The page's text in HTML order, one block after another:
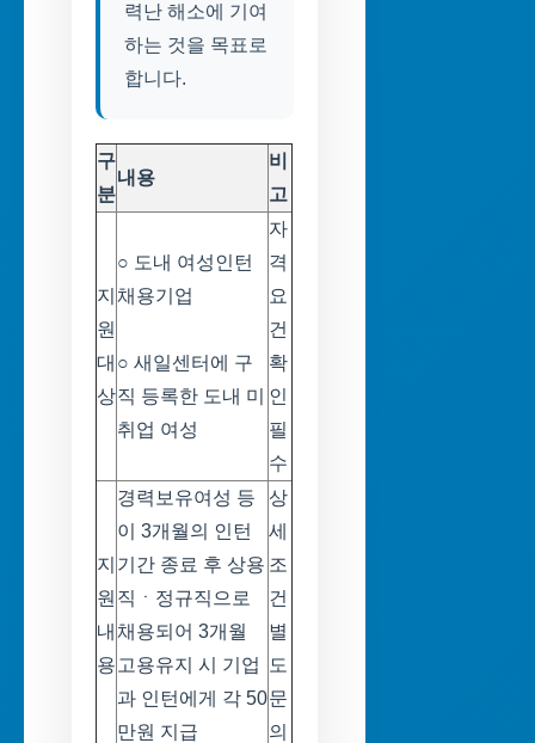
력난 해소에 기여
하는 것을 목표로
합니다.
구
분
내용
비
고
지
원
대
상
○ 도내 여성인턴
채용기업
○ 새일센터에 구
직 등록한 도내 미
취업 여성
자
격
요
건
확
인
필
수
지
원
내
용
경력보유여성 등
이 3개월의 인턴
기간 종료 후 상용
직ㆍ정규직으로
채용되어 3개월
고용유지 시 기업
과 인턴에게 각 50
만원 지급
상
세
조
건
별
도
문
의